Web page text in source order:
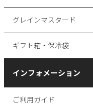
グレインマスタード
ギフト箱・保冷袋
インフォメーション
ご利用ガイド